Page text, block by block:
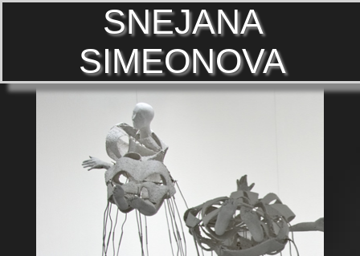
SNEJANA
SIMEONOVA